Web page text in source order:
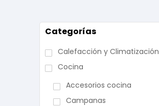
Categorías
Calefacción y Climatización
Cocina
Accesorios cocina
Campanas